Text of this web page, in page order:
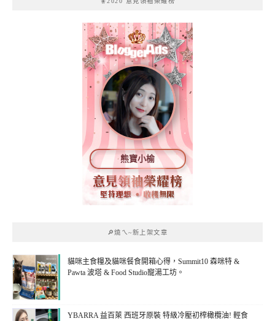
熊寶小榆
🔎燒ㄟ~新上架文章
貓咪主食糧及貓咪餐食開箱心得，Summit10 森咪特 &
Pawta 波塔 & Food Studio寵湯工坊。
YBARRA 益百萊 西班牙原裝 特級冷壓初榨橄欖油! 輕食